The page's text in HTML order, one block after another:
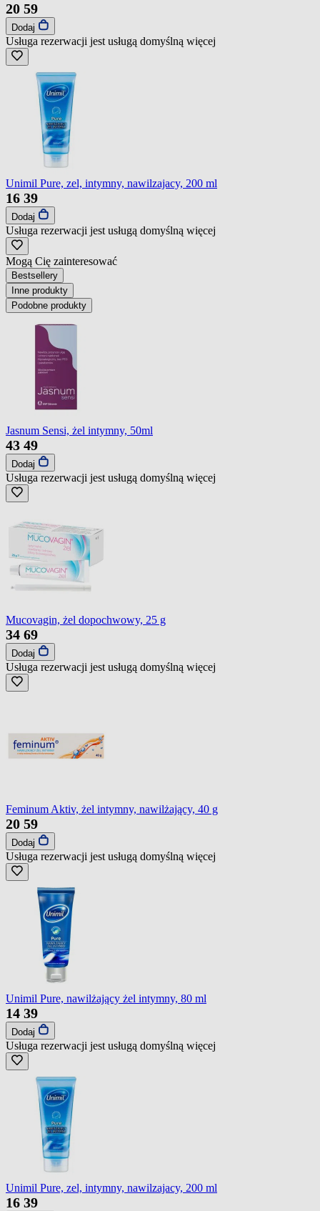
20 59
Dodaj
Usługa rezerwacji jest usługą domyślną więcej
Unimil Pure, zel, intymny, nawilzajacy, 200 ml
16 39
Dodaj
Usługa rezerwacji jest usługą domyślną więcej
Mogą Cię zainteresować
Bestsellery
Inne produkty
Podobne produkty
Jasnum Sensi, żel intymny, 50ml
43 49
Dodaj
Usługa rezerwacji jest usługą domyślną więcej
Mucovagin, żel dopochwowy, 25 g
34 69
Dodaj
Usługa rezerwacji jest usługą domyślną więcej
Feminum Aktiv, żel intymny, nawilżający, 40 g
20 59
Dodaj
Usługa rezerwacji jest usługą domyślną więcej
Unimil Pure, nawilżający żel intymny, 80 ml
14 39
Dodaj
Usługa rezerwacji jest usługą domyślną więcej
Unimil Pure, zel, intymny, nawilzajacy, 200 ml
16 39